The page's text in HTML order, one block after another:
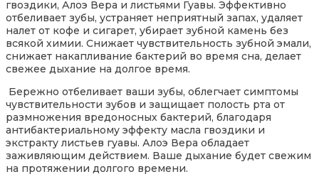
гвоздики, Алоэ Вера и листьями Гуавы. Эффективно
отбеливает зубы, устраняет неприятный запах, удаляет
налет от кофе и сигарет, убирает зубной камень без
всякой химии. Снижает чувствительность зубной эмали,
снижает накапливание бактерий во время сна, делает
свежее дыхание на долгое время.
Бережно отбеливает ваши зубы, облегчает симптомы
чувствительности зубов и защищает полость рта от
размножения вредоносных бактерий, благодаря
антибактериальному эффекту масла гвоздики и
экстракту листьев гуавы. Алоэ Вера обладает
заживляющим действием. Ваше дыхание будет свежим
на протяжении долгого времени.